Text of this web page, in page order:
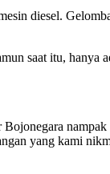
diesel.
saat itu, hanya
yang kami